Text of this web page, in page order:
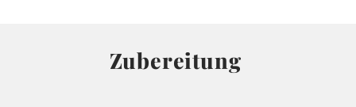
Zubereitung